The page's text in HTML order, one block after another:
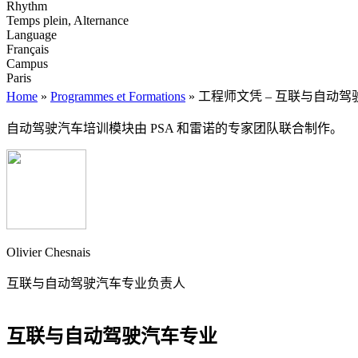
Rhythm
Temps plein, Alternance
Language
Français
Campus
Paris
Home » Programmes et Formations » 工程师文凭 – 互联与自动驾
自动驾驶汽车培训模块由 PSA 和雷诺的专家团队联合制作。
Olivier Chesnais
互联与自动驾驶汽车专业负责人
互联与自动驾驶汽车专业